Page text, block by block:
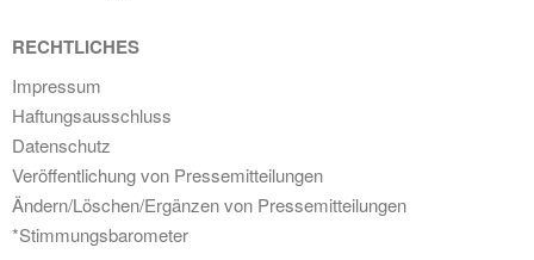
RECHTLICHES
Impressum
Haftungsausschluss
Datenschutz
Veröffentlichung von Pressemitteilungen
Ändern/Löschen/Ergänzen von Pressemitteilungen
*Stimmungsbarometer